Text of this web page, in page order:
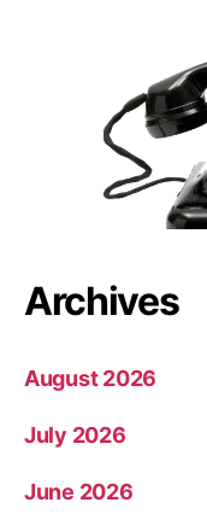
Archives
August 2026
July 2026
June 2026